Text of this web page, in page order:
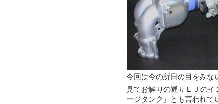
今回は今の所日の目をみな
見てお解りの通りＥＪの
ージタンク」とも言われて